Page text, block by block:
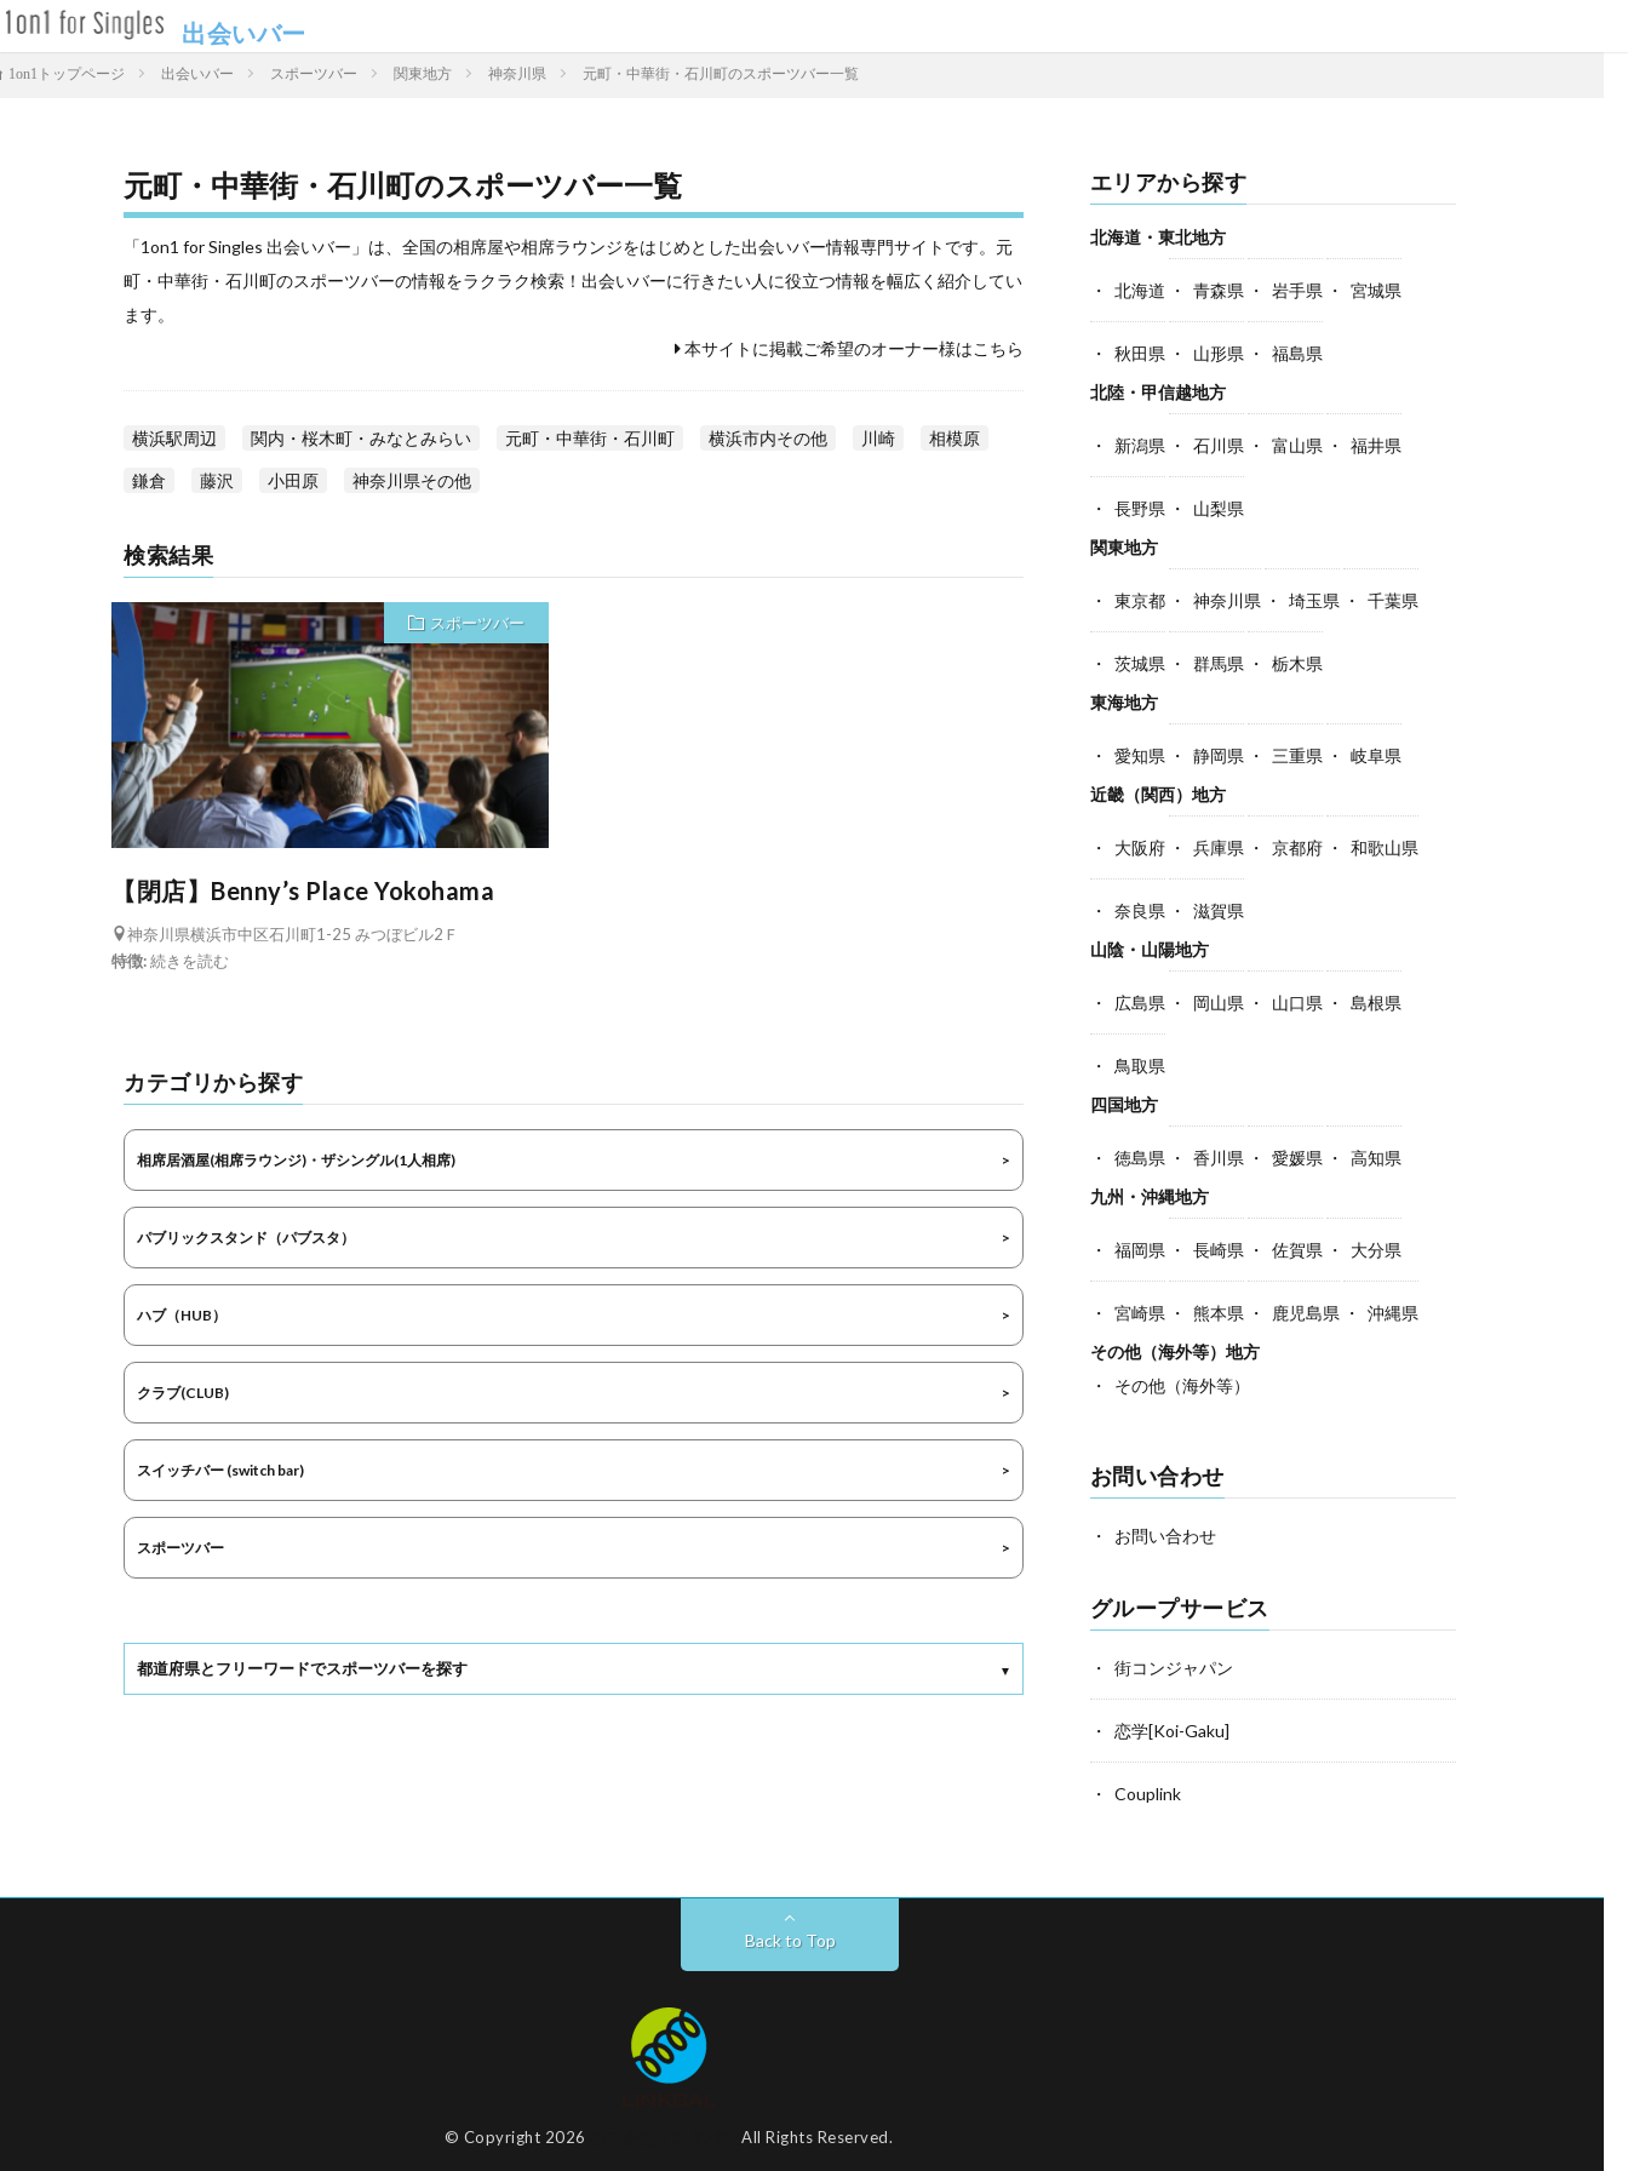
出会いバー
1on1トップページ 出会いバー スポーツバー 関東地方 神奈川県 元町・中華街・石川町のスポーツバー一覧
元町・中華街・石川町のスポーツバー一覧
「1on1 for Singles 出会いバー」は、全国の相席屋や相席ラウンジをはじめとした出会いバー情報専門サイトです。元
町・中華街・石川町のスポーツバーの情報をラクラク検索！出会いバーに行きたい人に役立つ情報を幅広く紹介してい
ます。
本サイトに掲載ご希望のオーナー様はこちら
横浜駅周辺 関内・桜木町・みなとみらい 元町・中華街・石川町 横浜市内その他 川崎 相模原
鎌倉 藤沢 小田原 神奈川県その他
検索結果
スポーツバー
【閉店】Benny’s Place Yokohama
神奈川県横浜市中区石川町1-25 みつぼビル2Ｆ
特徴:続きを読む
カテゴリから探す
相席居酒屋(相席ラウンジ)・ザシングル(1人相席)
パブリックスタンド（パブスタ）
ハブ（HUB）
クラブ(CLUB)
スイッチバー (switch bar)
スポーツバー
都道府県とフリーワードでスポーツバーを探す
エリアから探す
北海道・東北地方
北海道 青森県 岩手県 宮城県
秋田県 山形県
福島県
北陸・甲信越地方
新潟県 石川県 富山県 福井県
長野県
山梨県
関東地方
東京都 神奈川県 埼玉県 千葉県
茨城県 群馬県
栃木県
東海地方
愛知県 静岡県 三重県
岐阜県
近畿（関西）地方
大阪府 兵庫県 京都府 和歌山県
奈良県
滋賀県
山陰・山陽地方
広島県 岡山県 山口県 島根県
鳥取県
四国地方
徳島県 香川県 愛媛県
高知県
九州・沖縄地方
福岡県 長崎県 佐賀県 大分県
宮崎県 熊本県 鹿児島県
沖縄県
その他（海外等）地方
その他（海外等）
お問い合わせ
お問い合わせ
グループサービス
街コンジャパン
恋学[Koi-Gaku]
Couplink
Back to Top
© Copyright 2026 All Rights Reserved.